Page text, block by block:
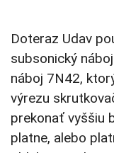
Doteraz Udav
subsonický
náboj 7N42,
výrezu
prekonať vyššiu
platne, alebo